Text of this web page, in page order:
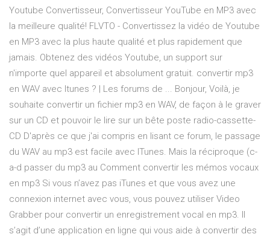
Youtube Convertisseur, Convertisseur YouTube en MP3 avec
la meilleure qualité! FLVTO - Convertissez la vidéo de Youtube
en MP3 avec la plus haute qualité et plus rapidement que
jamais. Obtenez des vidéos Youtube, un support sur
n'importe quel appareil et absolument gratuit. convertir mp3
en WAV avec Itunes ? | Les forums de ... Bonjour, Voilà, je
souhaite convertir un fichier mp3 en WAV, de façon à le graver
sur un CD et pouvoir le lire sur un bête poste radio-cassette-
CD D'après ce que j'ai compris en lisant ce forum, le passage
du WAV au mp3 est facile avec ITunes. Mais la réciproque (c-
a-d passer du mp3 au Comment convertir les mémos vocaux
en mp3 Si vous n’avez pas iTunes et que vous avez une
connexion internet avec vous, vous pouvez utiliser Video
Grabber pour convertir un enregistrement vocal en mp3. Il
s’agit d’une application en ligne qui vous aide à convertir des